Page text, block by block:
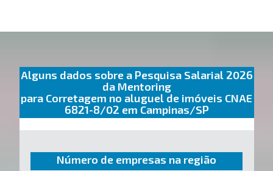
Alguns dados sobre a Pesquisa Salarial 2026
da Mentoring
para Corretagem no aluguel de imóveis CNAE
6821-8/02 em Campinas/SP
Número de empresas na região